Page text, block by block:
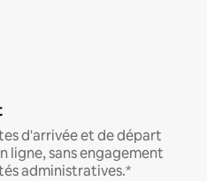
d'arrivée et de départ
ligne, sans engagement
administratives.*